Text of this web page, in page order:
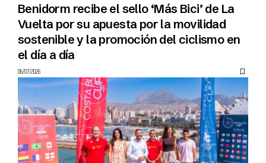
Benidorm recibe el sello ‘Más Bici’ de La
Vuelta por su apuesta por la movilidad
sostenible y la promoción del ciclismo en
el día a día
06/07/2026